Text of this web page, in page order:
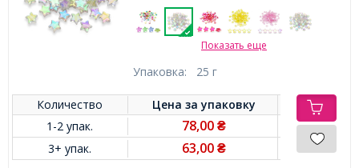
Показать еще
Упаковка: 25 г
Количество Цена заупаковку
1-2 упак.
78,00₴
3+ упак. 63,00₴